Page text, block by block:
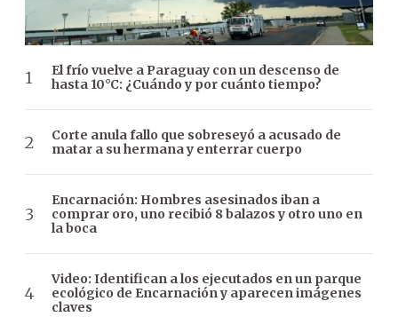
El frío vuelve a Paraguay con un descenso de
hasta 10°C: ¿Cuándo y por cuánto tiempo?
Corte anula fallo que sobreseyó a acusado de
matar a su hermana y enterrar cuerpo
Encarnación: Hombres asesinados iban a
comprar oro, uno recibió 8 balazos y otro uno en
la boca
Video: Identifican a los ejecutados en un parque
ecológico de Encarnación y aparecen imágenes
claves